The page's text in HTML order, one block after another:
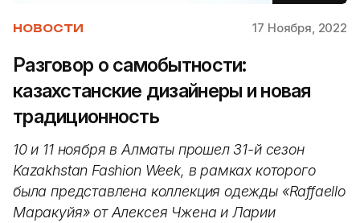
НОВОСТИ 17 Ноября, 2022
Разговор о самобытности:
казахстанские дизайнеры и новая
традиционность
10 и 11 ноября в Алматы прошел 31-й сезон
Kazakhstan Fashion Week, в рамках которого
была представлена коллекция одежды «Raffaello
Маракуйя» от Алексея Чжена и Ларии